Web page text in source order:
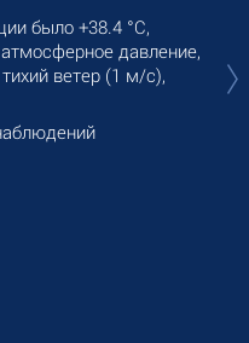
было+38.4 °C,
давление,
ветер (1 м/с),